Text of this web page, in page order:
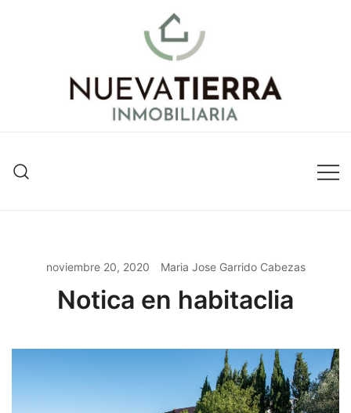
noviembre 20, 2020 Maria Jose Garrido Cabezas
Notica en habitaclia